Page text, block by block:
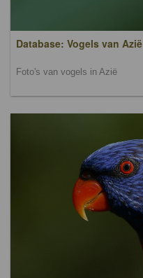
Database: Vogels van Azië
Foto's van vogels in Azië